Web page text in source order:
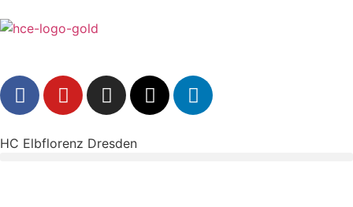
HC Elbflorenz Dresden